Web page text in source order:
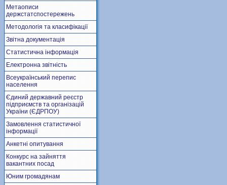
Метаописи
держстатспостережень
Методологія та класифікації
Звітна документація
Статистична інформація
Електронна звітність
Всеукраїнський перепис
населення
Єдиний державний реєстр
підприємств та організацій
України (ЄДРПОУ)
Замовлення статистичної
інформації
Анкетні опитування
Конкурс на зайняття
вакантних посад
Юним громадянам